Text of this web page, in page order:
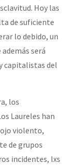
Hoy las
de suficiente
lo debido, un
será
capitalistas del
los
Laureles han
violento,
de grupos
incidentes, lxs